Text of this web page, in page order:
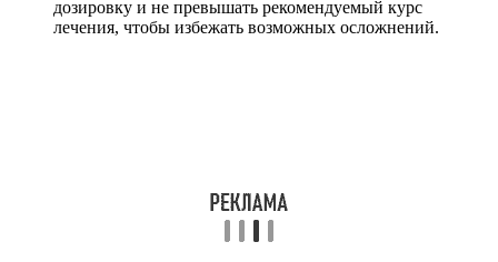
дозировку и не превышать рекомендуемый курс
лечения, чтобы избежать возможных осложнений.